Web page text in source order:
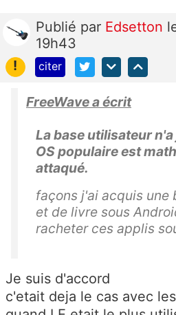
Publié par Edsetton
19h43
!
citer
FreeWave a écrit
La base utilisateur
OS populaire est
attaqué.
façons j'ai acquis
et de livre sous
racheter ces applis
Je suis d'accord
c'etait deja le cas avec